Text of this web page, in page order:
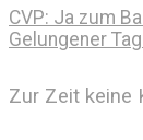
CVP: Ja zum
Gelungener
Zur Zeit keine